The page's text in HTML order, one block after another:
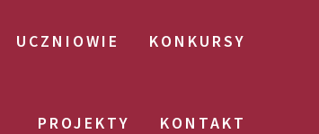
UCZNIOWIE KONKURSY
PROJEKTY KONTAKT